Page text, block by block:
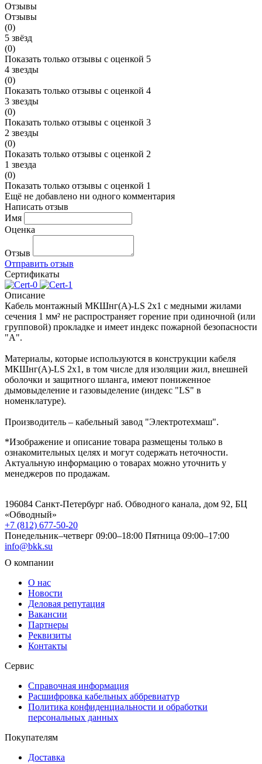
Отзывы
Отзывы
(0)
5 звёзд
(0)
Показать только отзывы с оценкой 5
4 звезды
(0)
Показать только отзывы с оценкой 4
3 звезды
(0)
Показать только отзывы с оценкой 3
2 звезды
(0)
Показать только отзывы с оценкой 2
1 звезда
(0)
Показать только отзывы с оценкой 1
Ещё не добавлено ни одного комментария
Написать отзыв
Имя
Оценка
Отзыв
Отправить отзыв
Сертификаты
Описание
Кабель монтажный МКШнг(А)-LS 2x1 с медными жилами
сечения 1 мм² не распространяет горение при одиночной (или
групповой) прокладке и имеет индекс пожарной безопасности
"А".
Материалы, которые используются в конструкции кабеля
МКШнг(А)-LS 2x1, в том числе для изоляции жил, внешней
оболочки и защитного шланга, имеют пониженное
дымовыделение и газовыделение (индекс "LS" в
номенклатуре).
Производитель – кабельный завод "Электротехмаш".
*Изображение и описание товара размещены только в
ознакомительных целях и могут содержать неточности.
Актуальную информацию о товарах можно уточнить у
менеджеров по продажам.
196084 Санкт-Петербург наб. Обводного канала, дом 92, БЦ
«Обводный»
+7 (812) 677-50-20
Понедельник–четверг 09:00–18:00 Пятница 09:00–17:00
info@bkk.su
О компании
О нас
Новости
Деловая репутация
Вакансии
Партнеры
Реквизиты
Контакты
Сервис
Справочная информация
Расшифровка кабельных аббревиатур
Политика конфиденциальности и обработки
персональных данных
Покупателям
Доставка